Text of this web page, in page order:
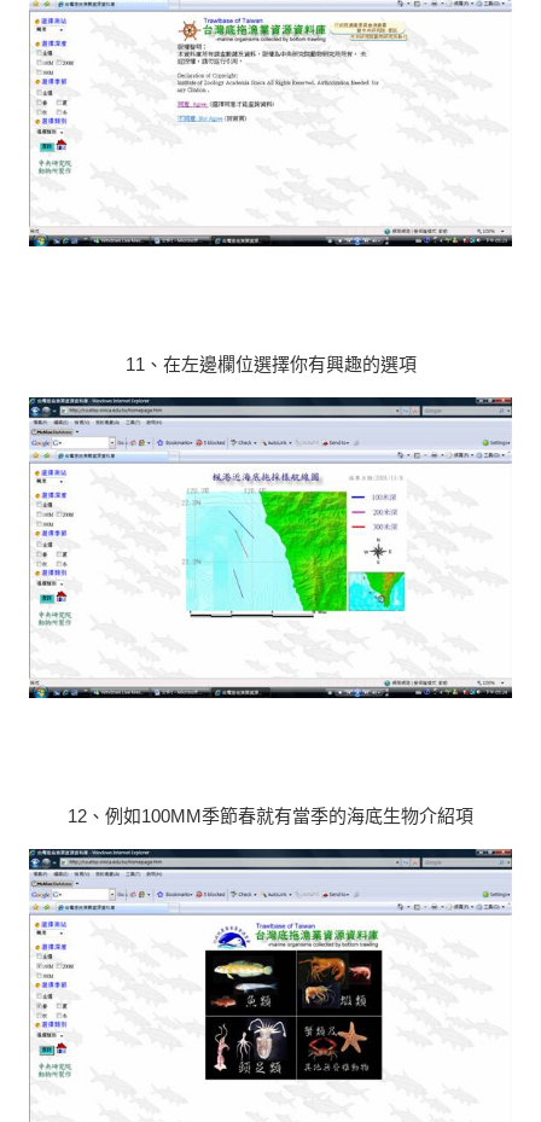
11、在左邊欄位選擇你有興趣的選項
12、例如100MM季節春就有當季的海底生物介紹項